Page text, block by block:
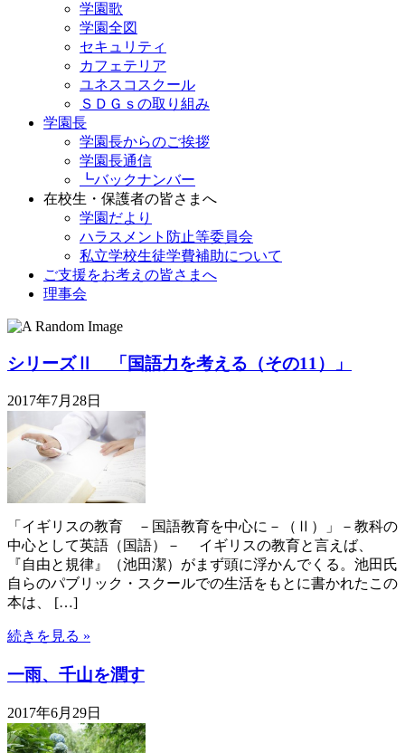
学園歌
学園全図
セキュリティ
カフェテリア
ユネスコスクール
ＳＤＧｓの取り組み
学園長
学園長からのご挨拶
学園長通信
┗バックナンバー
在校生・保護者の皆さまへ
学園だより
ハラスメント防止等委員会
私立学校生徒学費補助について
ご支援をお考えの皆さまへ
理事会
シリーズⅡ 「国語力を考える（その11）」
2017年7月28日
「イギリスの教育 －国語教育を中心に－（Ⅱ）」－教科の
中心として英語（国語）－ イギリスの教育と言えば、
『自由と規律』（池田潔）がまず頭に浮かんでくる。池田氏
自らのパブリック・スクールでの生活をもとに書かれたこの
本は、 […]
続きを見る »
一雨、千山を潤す
2017年6月29日